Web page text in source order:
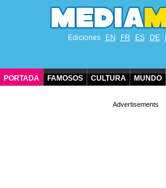
Ediciones EN FR ES DE
PORTADA FAMOSOS CULTURA MUNDO